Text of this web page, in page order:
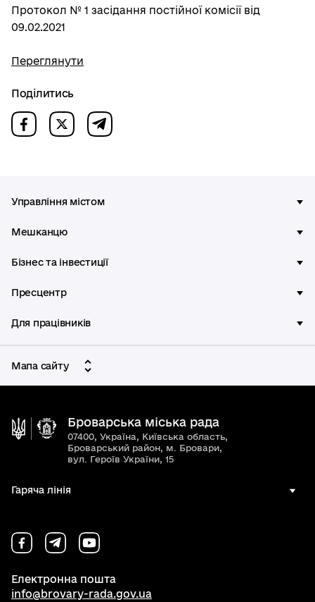
Протокол № 1 засідання постійної комісії від
09.02.2021
Переглянути
Поділитись
Управління містом
Мешканцю
Бізнес та інвестиції
Пресцентр
Для працівників
Мапа сайту
Броварська міська рада
07400, Україна, Київська область,
Броварський район, м. Бровари,
вул. Героїв України, 15
Гаряча лінія
Електронна пошта
info@brovary-rada.gov.ua